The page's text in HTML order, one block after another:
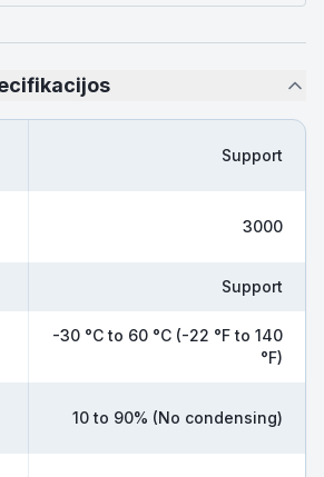
Support
3000
Support
-30 °C to 60 °C (-22 °F to 140
°F)
10 to 90% (No condensing)